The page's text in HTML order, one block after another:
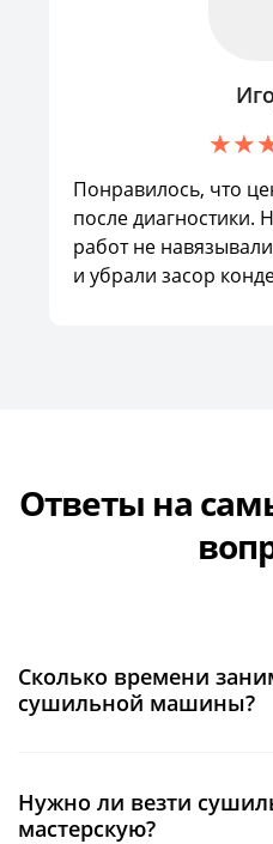
Понравилось, что
после диагностики.
работ не
и убрали засор
Ответы на
Сколько времени
сушильной машины?
Нужно ли везти
мастерскую?